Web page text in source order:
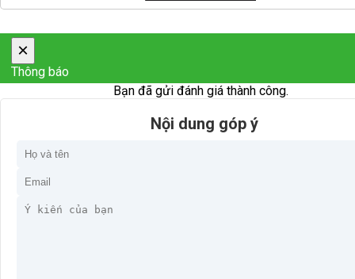
×
Thông báo
Bạn đã gửi đánh giá thành công.
Nội dung góp ý